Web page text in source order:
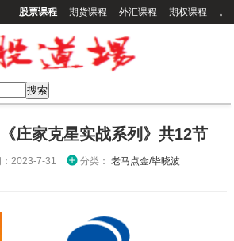
股票课程 期货课程 外汇课程 期权课程 。
庄家克星实战系列》共12节
：2023-7-31 分类： 老马点金/毕晓波